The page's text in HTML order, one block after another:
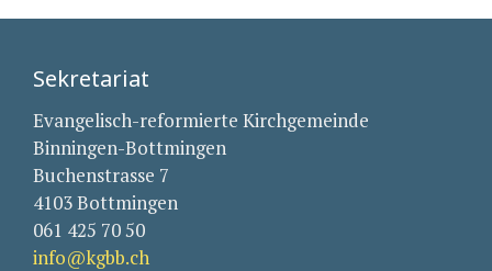
Sekretariat
Evangelisch-reformierte Kirchgemeinde
Binningen-Bottmingen
Buchenstrasse 7
4103 Bottmingen
061 425 70 50
info@kgbb.ch